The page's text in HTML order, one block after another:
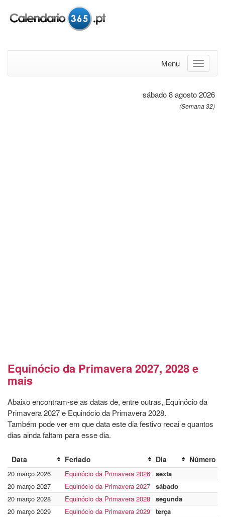
Menu
sábado 8 agosto 2026
(Semana 32)
Equinócio da Primavera 2027, 2028 e
mais
Abaixo encontram-se as datas de, entre outras, Equinócio da
Primavera 2027 e Equinócio da Primavera 2028.
Também pode ver em que data este dia festivo recai e quantos
dias ainda faltam para esse dia.
Data Feriado Dia Número
20 março 2026 Equinócio da Primavera 2026 sexta
20 março 2027
Equinócio da Primavera 2027 sábado
20 março 2028
Equinócio da Primavera 2028 segunda
20 março 2029
Equinócio da Primavera 2029 terça